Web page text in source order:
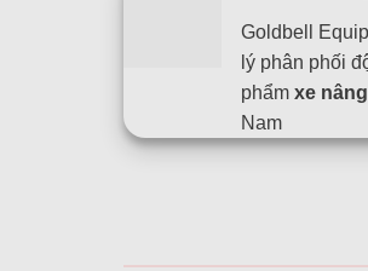
Goldbell
lý phân phối
phẩm xe
Nam